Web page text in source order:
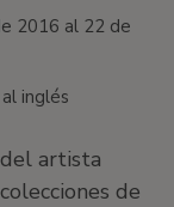
2016 al 22 de
inglés
artista
de